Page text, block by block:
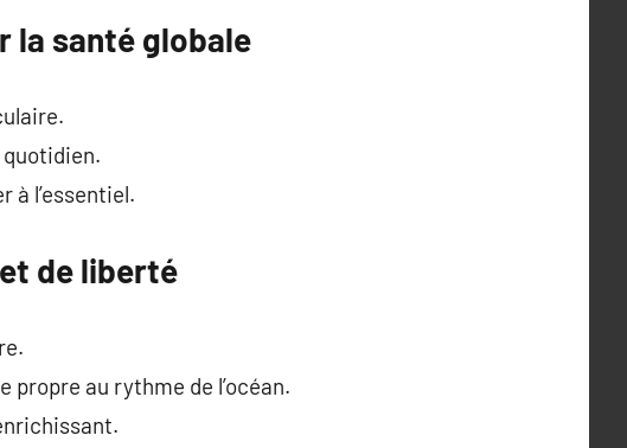
la santé globale
quotidien.
à l’essentiel.
de liberté
au rythme de l’océan.